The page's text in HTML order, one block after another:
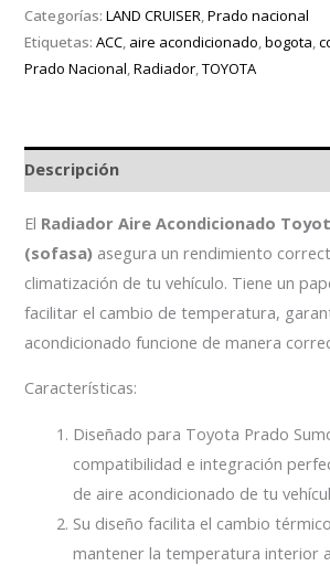
Categorías:LAND CRUISER,Prado nacional
Etiquetas:ACC, aire acondicionado,bogota,
Prado Nacional,Radiador,TOYOTA
Descripción
El Radiador Aire Acondicionado
(sofasa) asegura un rendimiento
climatización de tu vehículo. Tiene un
facilitar el cambio de temperatura,
acondicionado funcione de manera
Características:
Diseñado para Toyota Prado
compatibilidad e integración
de aire acondicionado de tu
Su diseño facilita el cambio
mantener la temperatura interior